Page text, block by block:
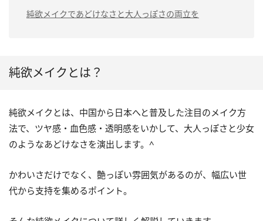
純欲メイクであどけなさと大人っぽさの両立を
純欲メイクとは？
純欲メイクとは、中国から日本へと普及した注目のメイク方
法で、ツヤ感・血色感・透明感をいかして、大人っぽさと少女
のようなあどけなさを演出します。^
かわいさだけでなく、艶っぽい雰囲気があるのが、幅広い世
代から支持を集めるポイント。